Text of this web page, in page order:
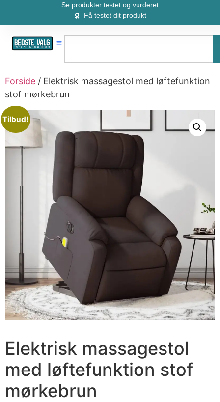
Se produkter testet og vurderet
Få testet dit produkt
Forside / Elektrisk massagestol med løftefunktion
stof mørkebrun
Tilbud!
Elektrisk massagestol
med løftefunktion stof
mørkebrun